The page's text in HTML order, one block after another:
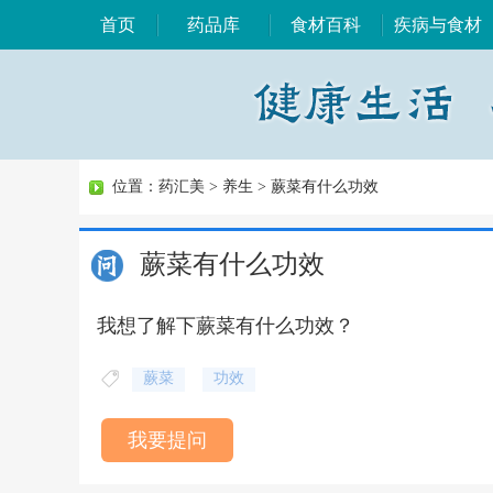
首页 药品库 食材百科 疾病与食材
位置： 药汇美 > 养生 > 蕨菜有什么功效
蕨菜有什么功效
我想了解下蕨菜有什么功效？
蕨菜 功效
我要提问